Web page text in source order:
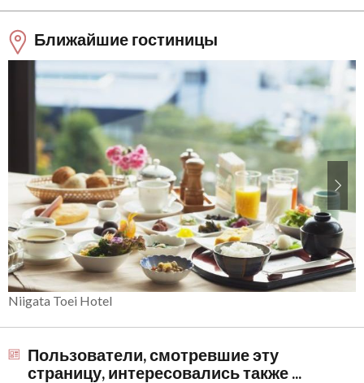
Ближайшие гостиницы
Niigata Toei Hotel
Пользователи, смотревшие эту
страницу, интересовались также ...